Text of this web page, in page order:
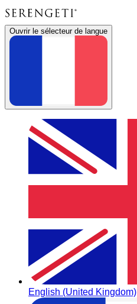
Ouvrir le sélecteur de langue
English (United Kingdom)